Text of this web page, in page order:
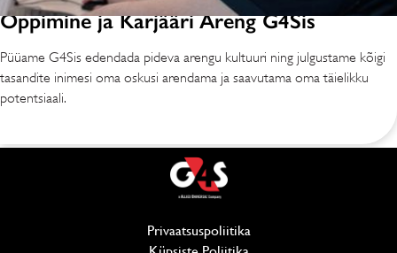
Õppimine ja Karjääri Areng G4Sis
Püüame G4Sis edendada pideva arengu kultuuri ning julgustame kõigi
tasandite inimesi oma oskusi arendama ja saavutama oma täielikku
potentsiaali.
Privaatsuspoliitika